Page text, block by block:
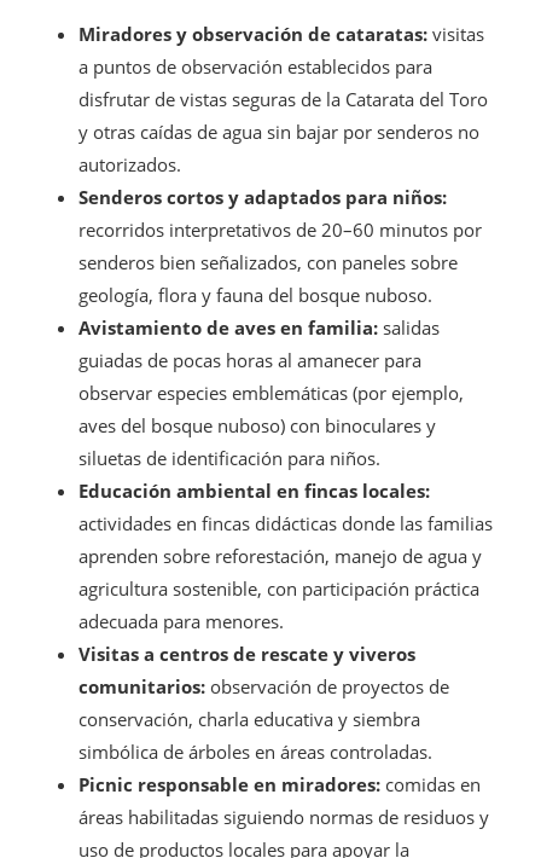
Miradores y observación de cataratas: visitas
a puntos de observación establecidos para
disfrutar de vistas seguras de la Catarata del Toro
y otras caídas de agua sin bajar por senderos no
autorizados.
Senderos cortos y adaptados para niños:
recorridos interpretativos de 20–60 minutos por
senderos bien señalizados, con paneles sobre
geología, flora y fauna del bosque nuboso.
Avistamiento de aves en familia: salidas
guiadas de pocas horas al amanecer para
observar especies emblemáticas (por ejemplo,
aves del bosque nuboso) con binoculares y
siluetas de identificación para niños.
Educación ambiental en fincas locales:
actividades en fincas didácticas donde las familias
aprenden sobre reforestación, manejo de agua y
agricultura sostenible, con participación práctica
adecuada para menores.
Visitas a centros de rescate y viveros
comunitarios: observación de proyectos de
conservación, charla educativa y siembra
simbólica de árboles en áreas controladas.
Picnic responsable en miradores: comidas en
áreas habilitadas siguiendo normas de residuos y
uso de productos locales para apoyar la